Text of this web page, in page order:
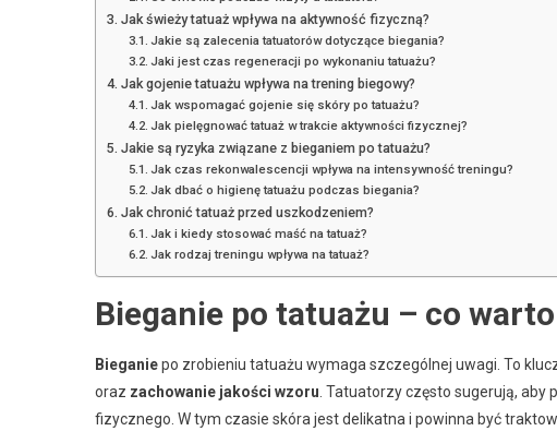
Jak świeży tatuaż wpływa na aktywność fizyczną?
Jakie są zalecenia tatuatorów dotyczące biegania?
Jaki jest czas regeneracji po wykonaniu tatuażu?
Jak gojenie tatuażu wpływa na trening biegowy?
Jak wspomagać gojenie się skóry po tatuażu?
Jak pielęgnować tatuaż w trakcie aktywności fizycznej?
Jakie są ryzyka związane z bieganiem po tatuażu?
Jak czas rekonwalescencji wpływa na intensywność treningu?
Jak dbać o higienę tatuażu podczas biegania?
Jak chronić tatuaż przed uszkodzeniem?
Jak i kiedy stosować maść na tatuaż?
Jak rodzaj treningu wpływa na tatuaż?
Bieganie po tatuażu – co
Bieganiepo zrobieniu tatuażu wymaga szczególnej uwagi. To
oraz zachowanie jakości wzoru . Tatuatorzy często sugerują, aby
fizycznego. W tym czasie skóra jest delikatna i powinna być